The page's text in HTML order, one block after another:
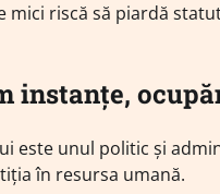
mici riscă să piardă
instanțe,
este unul politic și
în resursa umană.